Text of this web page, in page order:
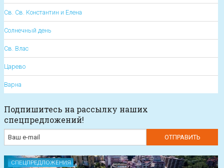
Св. Св. Константин и Елена
Солнечный день
Св. Влас
Царево
Варна
Подпишитесь на рассылку наших
спецпредложений!
СПЕЦПРЕДЛОЖЕНИЯ